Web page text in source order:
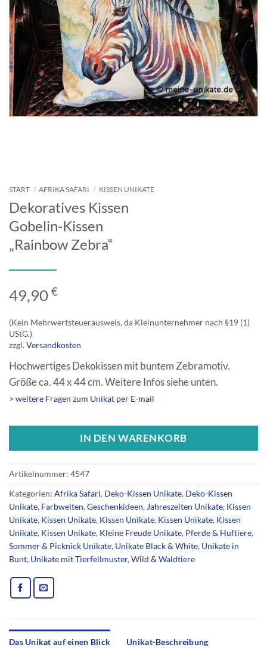
START / AFRIKA SAFARI / KISSEN UNIKATE
Dekoratives Kissen
Gobelin-Kissen
„Rainbow Zebra“
49,90 €
(Kein Mehrwertsteuerausweis, da Kleinunternehmer nach §19 (1)
UStG.)
zzgl.Versandkosten
Hochwertiges Dekokissen mit buntem Zebramotiv.
Größe ca. 44 x 44 cm. Weitere Infos siehe unten.
> weitere Fragen zum Unikat per E-mail
IN DEN WARENKORB
Artikelnummer: 4547
Kategorien: Afrika Safari, Deko-Kissen Unikate, Deko-Kissen
Unikate, Farbwelten,Geschenkideen,Jahreszeiten Unikate, Kissen
Unikate, Kissen Unikate, Kissen Unikate, Kissen Unikate, Kissen
Unikate, Kissen Unikate, Kleine Freude Unikate, Pferde & Huftiere,
Sommer & Picknick Unikate, Unikate Black & White, Unikate in
Bunt, Unikate mit Tierfellmuster,Wild & Waldtiere
Das Unikat auf einen Blick Unikat-Beschreibung